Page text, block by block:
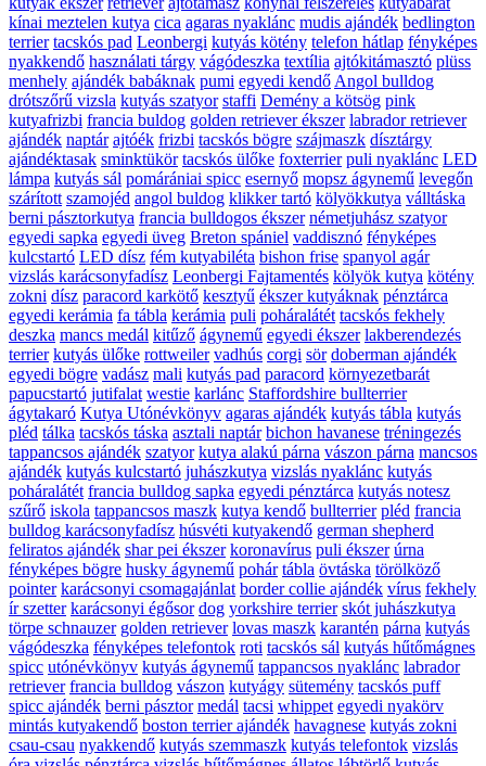
kínai meztelen kutya cica agaras nyaklánc mudis ajándék bedlington
terrier tacskós pad Leonbergi kutyás kötény telefon hátlap fényképes
nyakkendő használati tárgy vágódeszka textília ajtókitámasztó plüss
menhely ajándék babáknak pumi egyedi kendő Angol bulldog
drótszőrű vizsla kutyás szatyor staffi Demény a kötsög pink
kutyafrizbi francia buldog golden retriever ékszer labrador retriever
ajándék naptár ajtóék frizbi tacskós bögre szájmaszk dísztárgy
ajándéktasak sminktükör tacskós ülőke foxterrier puli nyaklánc LED
lámpa kutyás sál pomárániai spicc esernyő mopsz ágynemű levegőn
szárított szamojéd angol buldog klikker tartó kölyökkutya válltáska
berni pásztorkutya francia bulldogos ékszer németjuhász szatyor
egyedi sapka egyedi üveg Breton spániel vaddisznó fényképes
kulcstartó LED dísz fém kutyabiléta bishon frise spanyol agár
vizslás karácsonyfadísz Leonbergi Fajtamentés kölyök kutya kötény
zokni dísz paracord karkötő kesztyű ékszer kutyáknak pénztárca
egyedi kerámia fa tábla kerámia puli poháralátét tacskós fekhely
deszka mancs medál kitűző ágynemű egyedi ékszer lakberendezés
terrier kutyás ülőke rottweiler vadhús corgi sör doberman ajándék
egyedi bögre vadász mali kutyás pad paracord környezetbarát
papucstartó jutifalat westie karlánc Staffordshire bullterrier
ágytakaró Kutya Utónévkönyv agaras ajándék kutyás tábla kutyás
pléd tálka tacskós táska asztali naptár bichon havanese tréningezés
tappancsos ajándék szatyor kutya alakú párna vászon párna mancsos
ajándék kutyás kulcstartó juhászkutya vizslás nyaklánc kutyás
poháralátét francia bulldog sapka egyedi pénztárca kutyás notesz
szűrő iskola tappancsos maszk kutya kendő bullterrier pléd francia
bulldog karácsonyfadísz húsvéti kutyakendő german shepherd
feliratos ajándék shar pei ékszer koronavírus puli ékszer úrna
fényképes bögre husky ágynemű pohár tábla övtáska törölköző
pointer karácsonyi csomagajánlat border collie ajándék vírus fekhely
ír szetter karácsonyi égősor dog yorkshire terrier skót juhászkutya
törpe schnauzer golden retriever lovas maszk karantén párna kutyás
vágódeszka fényképes telefontok roti tacskós sál kutyás hűtőmágnes
spicc utónévkönyv kutyás ágynemű tappancsos nyaklánc labrador
retriever francia bulldog vászon kutyágy sütemény tacskós puff
spicc ajándék berni pásztor medál tacsi whippet egyedi nyakörv
mintás kutyakendő boston terrier ajándék havagnese kutyás zokni
csau-csau nyakkendő kutyás szemmaszk kutyás telefontok vizslás